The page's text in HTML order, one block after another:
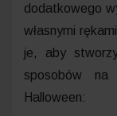
dodatkowego
własnymi
je, aby
sposobów na
Halloween: